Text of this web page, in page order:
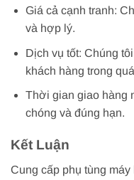
Giá cả cạnh tranh:
và hợp lý.
Dịch vụ tốt: Chúng
khách hàng trong
Thời gian giao hàng
chóng và đúng hạn.
Kết Luận
Cung cấp phụ tùng